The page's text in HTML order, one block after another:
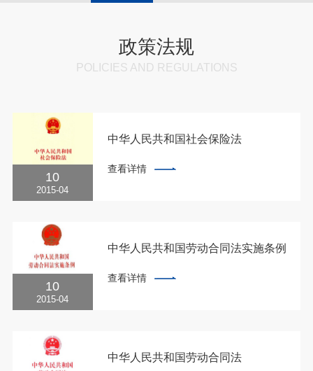
政策法规
POLICIES AND REGULATIONS
10
2015-04
中华人民共和国社会保险法
中华人民共和国主席令第三十五号《中华人
民共和国社会保险法》已由中华人民共和国
章总则第二章基本养老保险第三章基本医...
查看详情
10
2015-04
中华人民共和国劳动合同法实施条例
国务院令第535号《中华人民共和国劳动合
同法实施条例》已经2008年9月3日国务院
和国劳动合同法》（以下简称劳动合同
法），制定本...
查看详情
中华人民共和国劳动合同法